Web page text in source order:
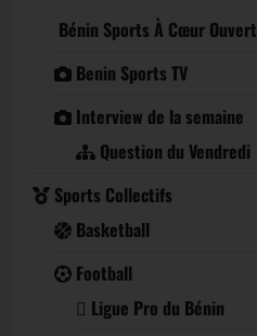
Bénin Sports À Cœur Ouvert
Benin Sports TV
Interview de la semaine
Question du Vendredi
Sports Collectifs
Basketball
Football
Ligue Pro du Bénin